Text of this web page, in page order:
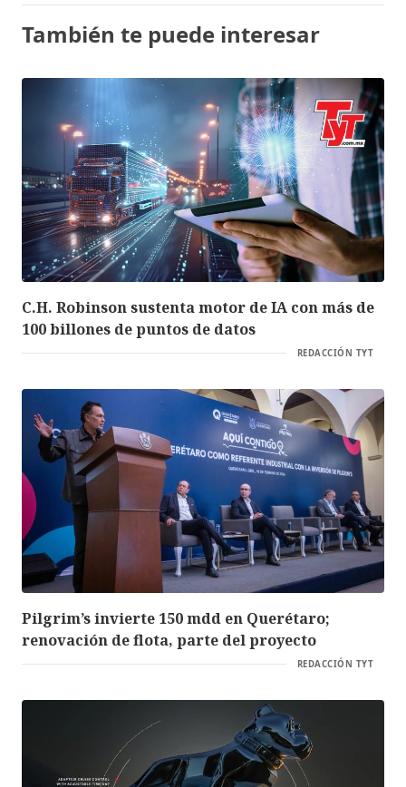
También te puede interesar
C.H. Robinson sustenta motor de IA con más de
100 billones de puntos de datos
REDACCIÓN TYT
Pilgrim’s invierte 150 mdd en Querétaro;
renovación de flota, parte del proyecto
REDACCIÓN TYT